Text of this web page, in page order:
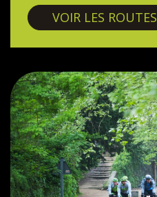
VOIR LES ROUTES